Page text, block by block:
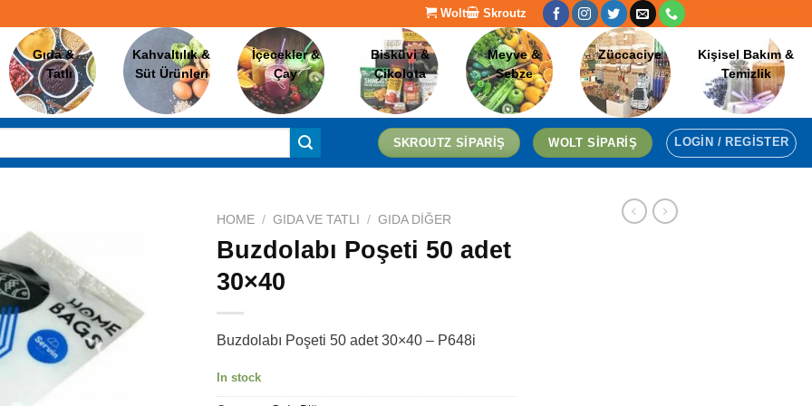
Wolt Skroutz
Gıda &
Tatlı
Kahvaltılık &
Süt Ürünleri
İçecekler &
Çay
Bisküvi &
Çikolota
Meyve &
Sebze
Züccaciye
Kişisel Bakım &
Temizlik
SKROUTZ SIPARIŞ WOLT SIPARIŞ LOGIN / REGISTER
HOME / GIDA VE TATLI / GIDA DIĞER
Buzdolabı Poşeti 50 adet
30×40
Buzdolabı Poşeti 50 adet 30×40 – P648i
In stock